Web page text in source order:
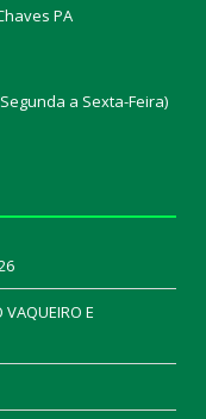
PA
a Sexta-Feira)
VAQUEIRO E